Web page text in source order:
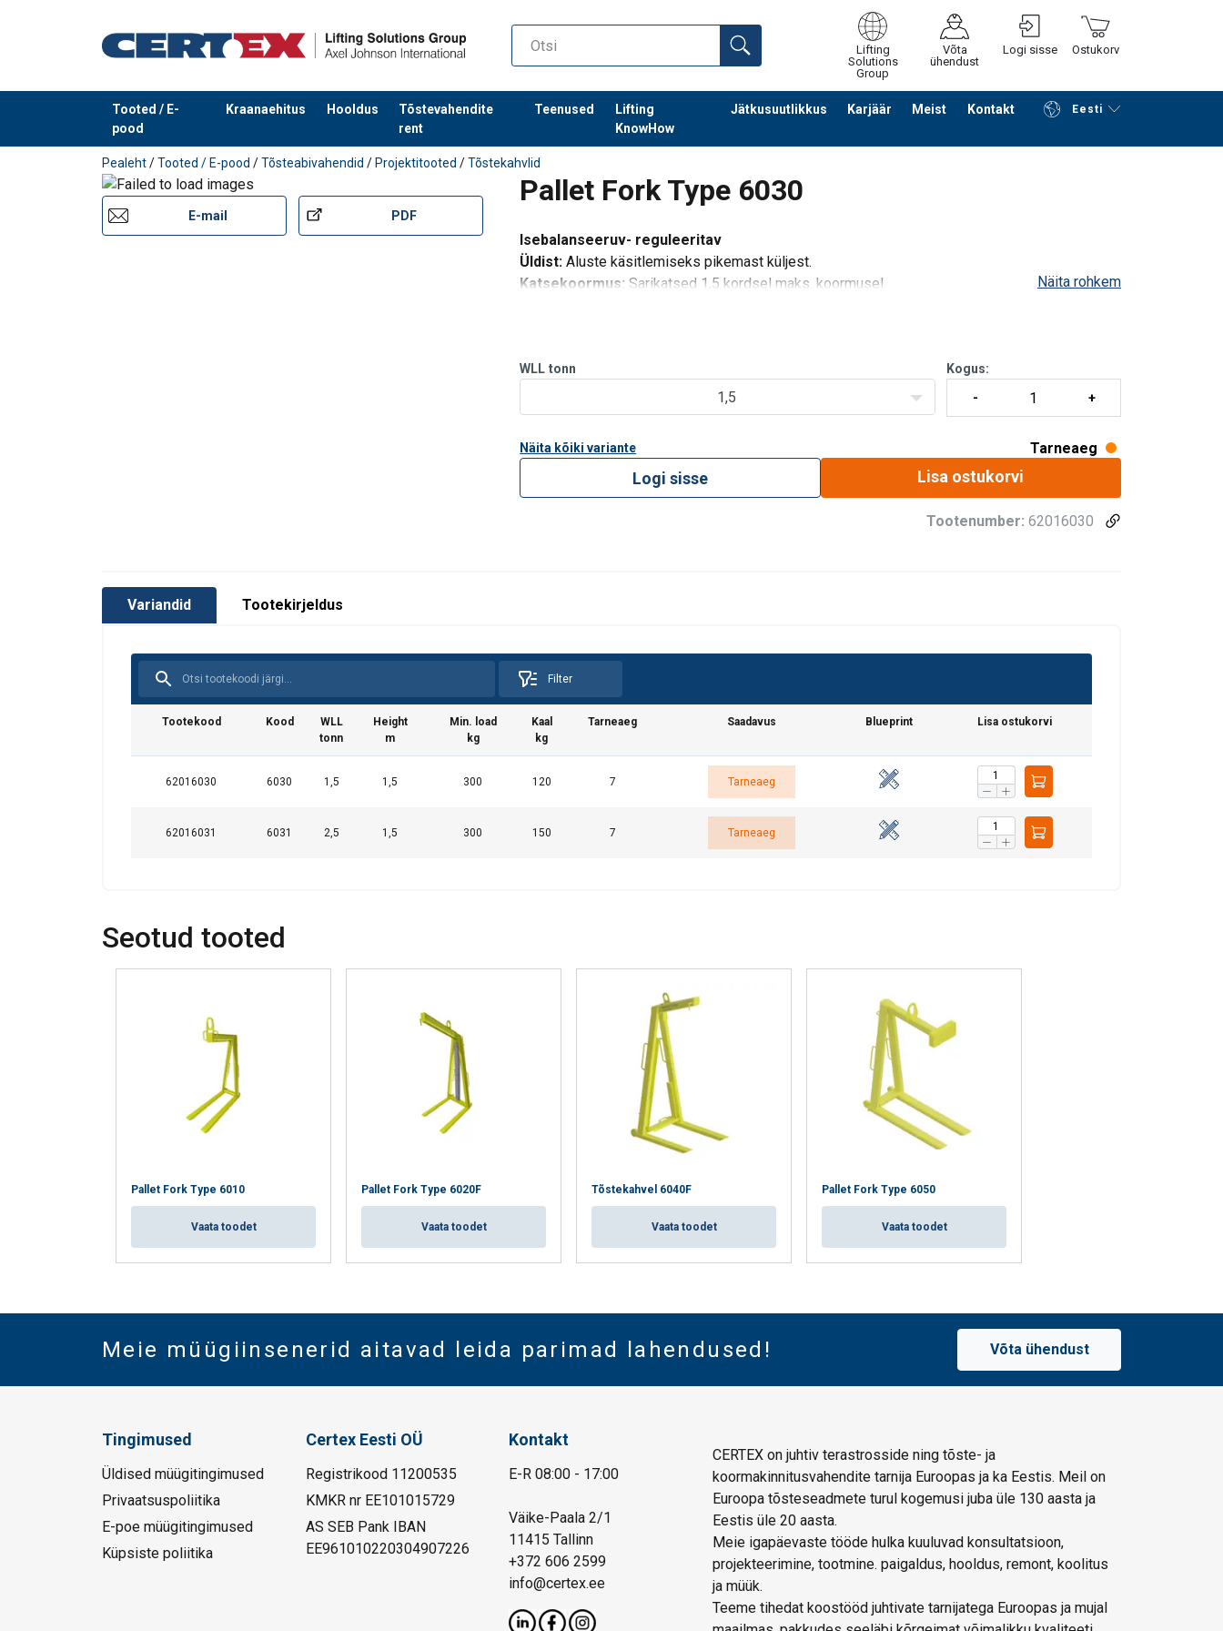
Lifting
Solutions
Group
Võta
ühendust
Logi sisse Ostukorv
Tooted / E-
pood
Kraanaehitus Hooldus
Tõstevahendite
rent
Teenused
Lifting
KnowHow
Jätkusuutlikkus Karjäär Meist Kontakt Eesti
Toode on lisatud teie päringule Jätka ostlemist Edasi ostukorvi
Pealeht/Tooted / E-pood /Tõsteabivahendid / Projektitooted /Tõstekahvlid
Pallet Fork Type 6030
E-mail PDF
Isebalanseeruv- reguleeritav
Üldist:Aluste käsitlemiseks pikemast küljest.
Katsekoormus: Sarikatsed 1,5 kordsel maks. koormusel. Näita rohkem
WLL tonn
1,5
Kogus:
Näita kõiki variante Tarneaeg
Logi sisse Lisa ostukorvi
Tootenumber: 62016030
Variandid Tootekirjeldus
Filter
Tootekood Kood
WLL
tonn
Height
m
Min. load
kg
Kaal
kg
Tarneaeg Saadavus Blueprint Lisa ostukorvi
62016030 6030 1,5 1,5 300 120 7 Tarneaeg
62016031 6031 2,5 1,5 300 150 7 Tarneaeg
Materjal:
Pinnakate:
Märkus:
Seotud tooted
Pallet Fork Type 6010
Vaata toodet
Pallet Fork Type 6020F
Vaata toodet
Tõstekahvel 6040F
Vaata toodet
Pallet Fork Type 6050
Vaata toodet
Meie müügiinsenerid aitavad leida parimad lahendused! Võta ühendust
Tingimused
Üldised müügitingimused
Privaatsuspoliitika
E-poe müügitingimused
Küpsiste poliitika
Certex Eesti OÜ
Registrikood 11200535
KMKR nr EE101015729
AS SEB Pank IBAN
EE961010220304907226
Kontakt
E-R 08:00 - 17:00
Väike-Paala 2/1
11415 Tallinn
+372 606 2599
info@certex.ee
CERTEX on juhtiv terastrosside ning tõste- ja
koormakinnitusvahendite tarnija Euroopas ja ka Eestis. Meil on
Euroopa tõsteseadmete turul kogemusi juba üle 130 aasta ja
Eestis üle 20 aasta.
Meie igapäevaste tööde hulka kuuluvad konsultatsioon,
projekteerimine, tootmine. paigaldus, hooldus, remont, koolitus
ja müük.
Teeme tihedat koostööd juhtivate tarnijatega Euroopas ja mujal